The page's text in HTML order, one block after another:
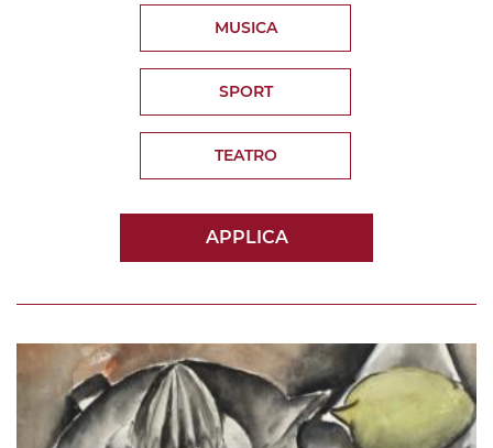
MUSICA
SPORT
TEATRO
APPLICA